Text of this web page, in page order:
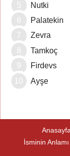
Nutki
Palatekin
Zevra
Tamkoç
Firdevs
Ayşe
Anasayfa
İsminin